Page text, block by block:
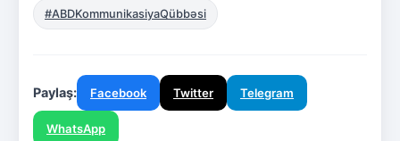
#ABDKommunikasiyaQübbəsi
Paylaş: Facebook Twitter Telegram
WhatsApp